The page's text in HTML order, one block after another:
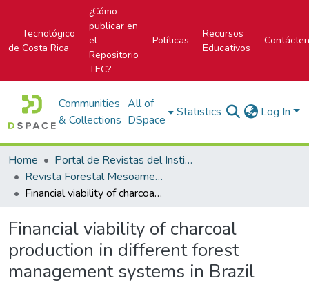
Tecnológico
de Costa Rica
¿Cómo
publicar en
el
Repositorio
TEC?
Políticas
Recursos
Educativos
Communities
& Collections
All of
DSpace
Statistics Log In
Home
Portal de Revistas del Instituto Tecnológico de Costa Rica
Revista Forestal Mesoamericana Kurú
Financial viability of charcoal production in different forest management systems in Brazil
Financial viability of charcoal
production in different forest
management systems in Brazil